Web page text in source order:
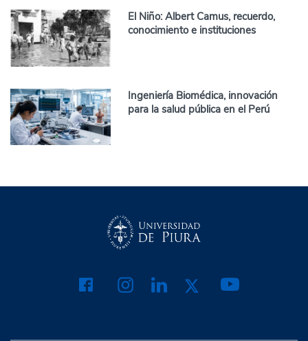
El Niño: Albert Camus, recuerdo,
conocimiento e instituciones
Ingeniería Biomédica, innovación
para la salud pública en el Perú